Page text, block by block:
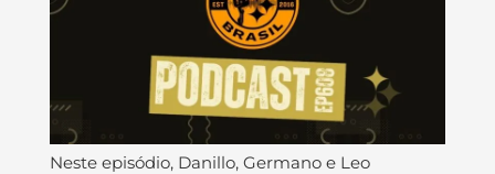
Neste episódio, Danillo, Germano e Leo